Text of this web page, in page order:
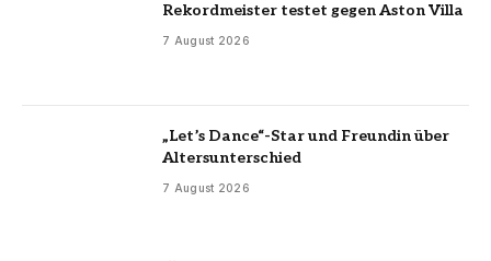
Rekordmeister testet gegen Aston Villa
7 August 2026
„Let’s Dance“-Star und Freundin über
Altersunterschied
7 August 2026